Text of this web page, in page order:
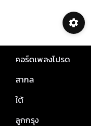
คอร์ดเพลงโปรด
สากล
ใต้
ลูกกรุง